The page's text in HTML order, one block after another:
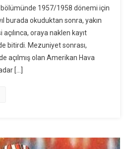
bölümünde 1957/1958 dönemi için
burada okuduktan sonra, yakın
oraya naklen kayıt
bitirdi. Mezuniyet sonrası,
açılmış olan Amerikan Hava
[…]